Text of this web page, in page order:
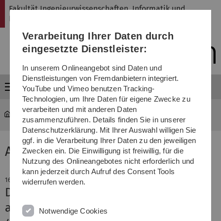
Direkt
Direkt
Direkt
(Sprache,
Drucken,
Media)
Direkt
Direkt
Fakultät Ingenieurwissenschaften, Informatik und
Psychologie
Menü
Aktuelle Meldung
16. Dezember 2022
DASU als Leuchtturmprojekt
ausgezeichnet
Verarbeitung Ihrer Daten durch
eingesetzte Dienstleister:
In unserem Onlineangebot sind Daten und
Dienstleistungen von Fremdanbietern integriert.
YouTube und Vimeo benutzen Tracking-
Technologien, um Ihre Daten für eigene Zwecke zu
verarbeiten und mit anderen Daten
zusammenzuführen. Details finden Sie in unserer
Datenschutzerklärung. Mit Ihrer Auswahl willigen Sie
ggf. in die Verarbeitung Ihrer Daten zu den jeweiligen
Zwecken ein. Die Einwilligung ist freiwillig, für die
Nutzung des Onlineangebotes nicht erforderlich und
kann jederzeit durch Aufruf des Consent Tools
widerrufen werden.
Notwendige Cookies